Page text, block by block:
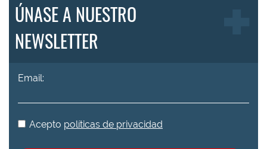
ÚNASE A NUESTRO
NEWSLETTER
Email:
Acepto políticas de privacidad